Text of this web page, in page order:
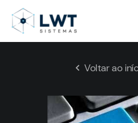
Voltar ao